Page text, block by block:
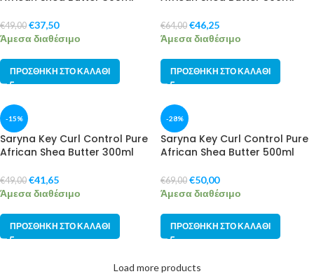
€49,00 €37,50
Άμεσα διαθέσιμο
ΠΡΟΣΘΉΚΗ ΣΤΟ ΚΑΛΆΘΙ
€64,00 €46,25
Άμεσα διαθέσιμο
ΠΡΟΣΘΉΚΗ ΣΤΟ ΚΑΛΆΘΙ
-15%
Saryna Key Curl Control Pure
African Shea Butter 300ml
€49,00 €41,65
Άμεσα διαθέσιμο
ΠΡΟΣΘΉΚΗ ΣΤΟ ΚΑΛΆΘΙ
-28%
Saryna Key Curl Control Pure
African Shea Butter 500ml
€69,00 €50,00
Άμεσα διαθέσιμο
ΠΡΟΣΘΉΚΗ ΣΤΟ ΚΑΛΆΘΙ
Load more products